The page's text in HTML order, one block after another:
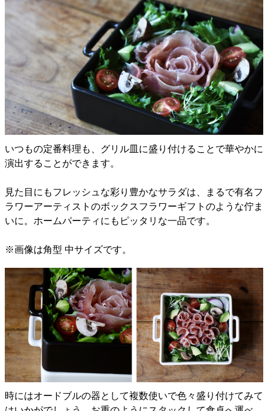
いつもの定番料理も、グリル皿に盛り付けることで華やかに
演出することができます。
見た目にもフレッシュな彩り豊かなサラダは、まるで有名フ
ラワーアーティストのボックスフラワーギフトのような佇ま
いに。ホームパーティにもピッタリな一品です。
※画像は角型 中サイズです。
時にはオードブルの器として複数使いで色々盛り付けてみて